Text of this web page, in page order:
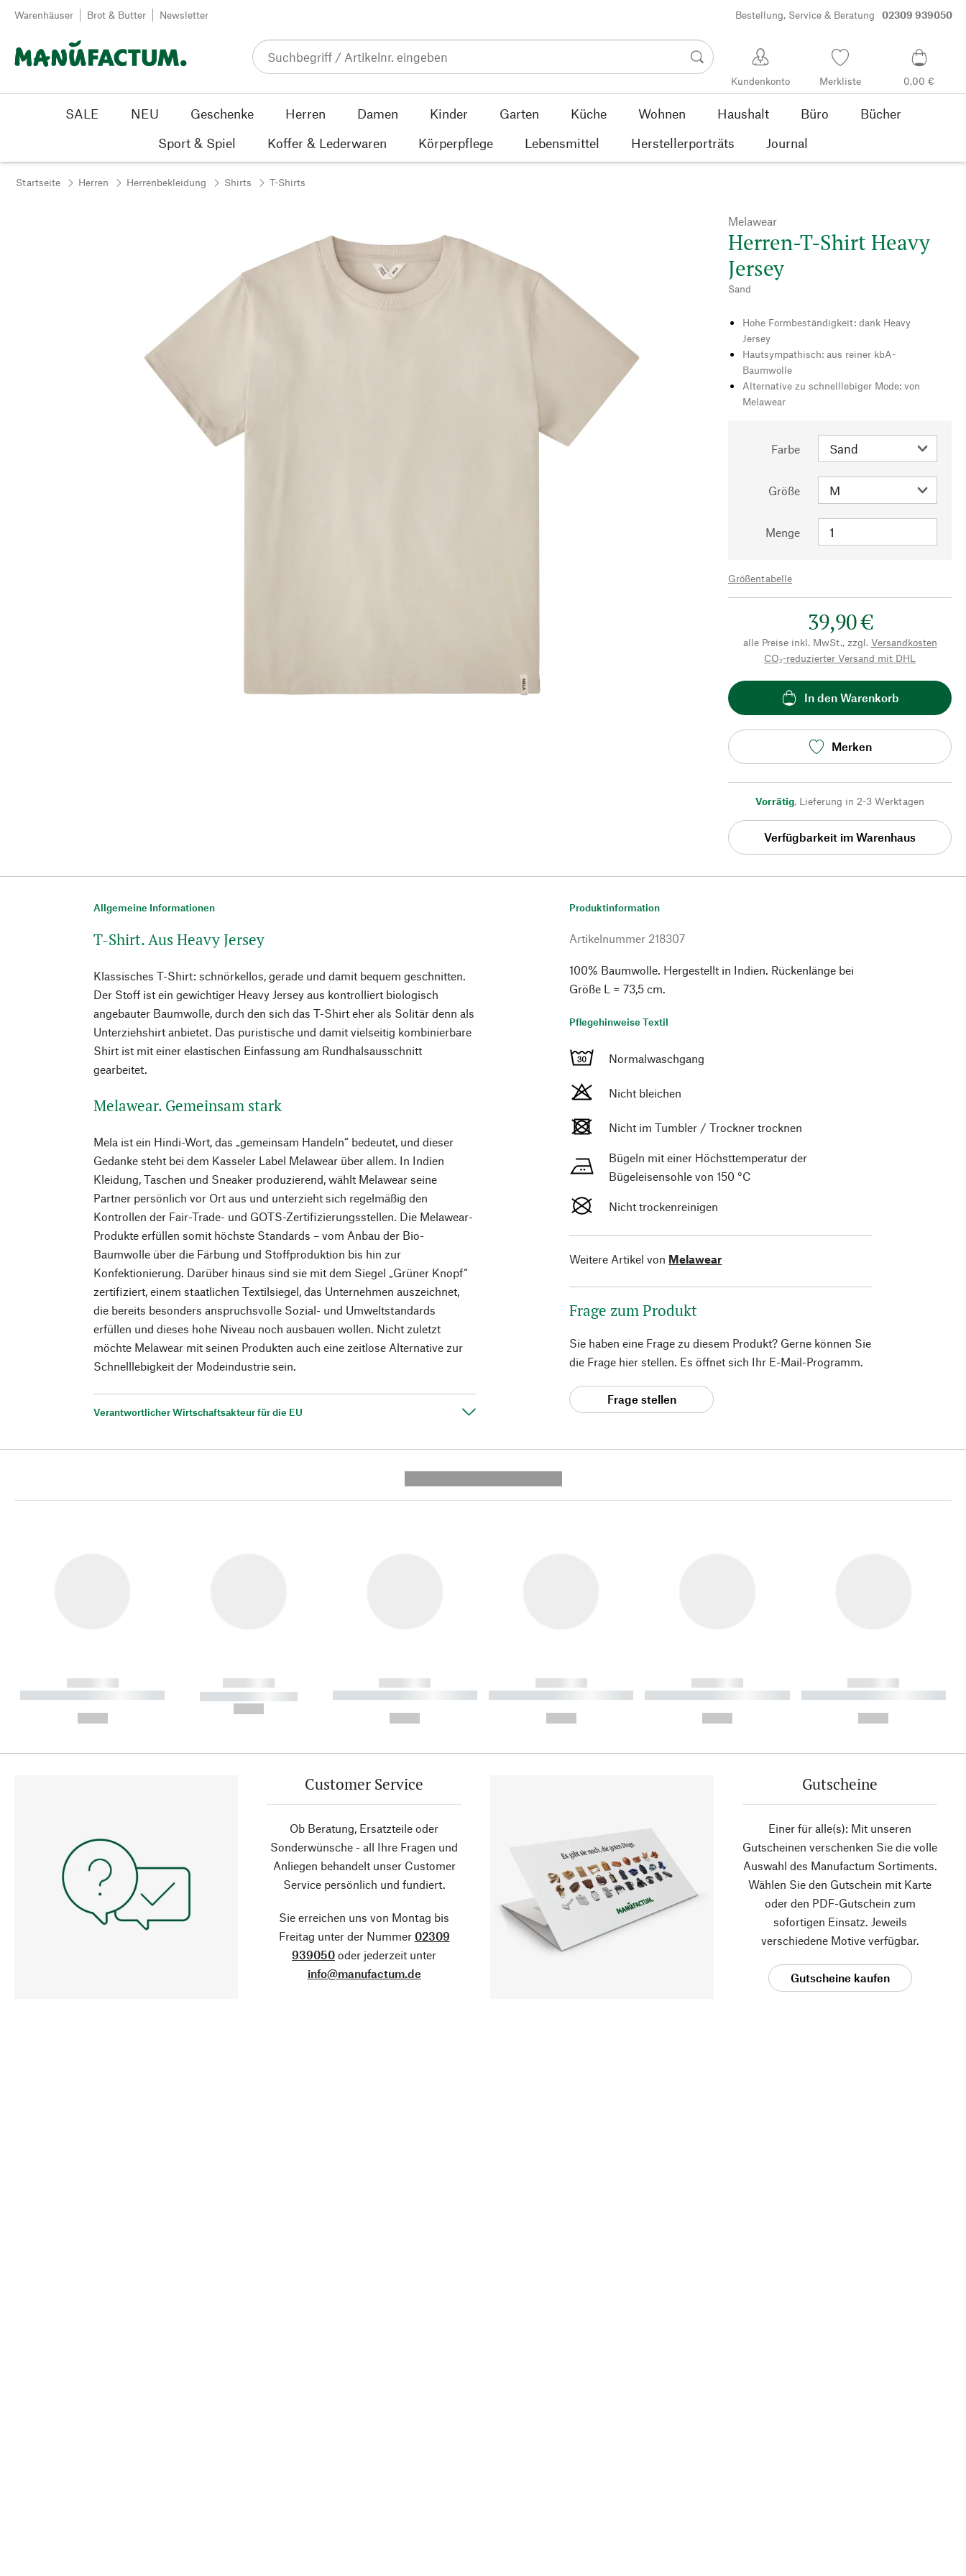
Zum Inhalt springen
Warenhäuser Brot & Butter Newsletter Bestellung, Service & Beratung 02309 939050
Kundenkonto Merkliste 0,00 €
SALE NEU Geschenke Herren Damen Kinder Garten Küche Wohnen Haushalt Büro
Bücher
Sport & Spiel
Koffer & Lederwaren Körperpflege Lebensmittel Herstellerporträts Journal
Startseite Herren Herrenbekleidung Shirts T-Shirts
Melawear
Herren-T-Shirt Heavy
Jersey
Sand
Hohe Formbeständigkeit: dank Heavy
Jersey
Hautsympathisch: aus reiner kbA-
Baumwolle
Alternative zu schnelllebiger Mode: von
Melawear
Farbe
Größe
Menge
Größentabelle
39,90 €
alle Preise inkl. MwSt., zzgl. Versandkosten
CO₂-reduzierter Versand mit DHL
In den Warenkorb
Merken
Vorrätig, Lieferung in 2-3 Werktagen
Verfügbarkeit im Warenhaus
Allgemeine Informationen
T-Shirt. Aus Heavy Jersey
Klassisches T-Shirt: schnörkellos, gerade und damit bequem geschnitten.
Der Stoff ist ein gewichtiger Heavy Jersey aus kontrolliert biologisch
angebauter Baumwolle, durch den sich das T-Shirt eher als Solitär denn als
Unterziehshirt anbietet. Das puristische und damit vielseitig kombinierbare
Shirt ist mit einer elastischen Einfassung am Rundhalsausschnitt
gearbeitet.
Melawear. Gemeinsam stark
Mela ist ein Hindi-Wort, das „gemeinsam Handeln“ bedeutet, und dieser
Gedanke steht bei dem Kasseler Label Melawear über allem. In Indien
Kleidung, Taschen und Sneaker produzierend, wählt Melawear seine
Partner persönlich vor Ort aus und unterzieht sich regelmäßig den
Kontrollen der Fair-Trade- und GOTS-Zertifizierungsstellen. Die Melawear-
Produkte erfüllen somit höchste Standards – vom Anbau der Bio-
Baumwolle über die Färbung und Stoffproduktion bis hin zur
Konfektionierung. Darüber hinaus sind sie mit dem Siegel „Grüner Knopf“
zertifiziert, einem staatlichen Textilsiegel, das Unternehmen auszeichnet,
die bereits besonders anspruchsvolle Sozial- und Umweltstandards
erfüllen und dieses hohe Niveau noch ausbauen wollen. Nicht zuletzt
möchte Melawear mit seinen Produkten auch eine zeitlose Alternative zur
Schnelllebigkeit der Modeindustrie sein.
Verantwortlicher Wirtschaftsakteur für die EU
Produktinformation
Artikelnummer 218307
100% Baumwolle. Hergestellt in Indien. Rückenlänge bei
Größe L = 73,5 cm.
Pflegehinweise Textil
Normalwaschgang
Nicht bleichen
Nicht im Tumbler / Trockner trocknen
Bügeln mit einer Höchsttemperatur der
Bügeleisensohle von 150 °C
Nicht trockenreinigen
Weitere Artikel von Melawear
Frage zum Produkt
Sie haben eine Frage zu diesem Produkt? Gerne können Sie
die Frage hier stellen. Es öffnet sich Ihr E-Mail-Programm.
Frage stellen
------------
----------- ----------- ----------
------------
----------- -----------
------------
----------- ----------- ----------
------------
----------- ----------- ----------
------------
----------- ----------- ----------
------------
----------- ----------- ----------
Customer Service
Ob Beratung, Ersatzteile oder
Sonderwünsche - all Ihre Fragen und
Anliegen behandelt unser Customer
Service persönlich und fundiert.
Sie erreichen uns von Montag bis
Freitag unter der Nummer 02309
939050 oder jederzeit unter
info@manufactum.de
Gutscheine
Einer für alle(s): Mit unseren
Gutscheinen verschenken Sie die volle
Auswahl des Manufactum Sortiments.
Wählen Sie den Gutschein mit Karte
oder den PDF-Gutschein zum
sofortigen Einsatz. Jeweils
verschiedene Motive verfügbar.
Gutscheine kaufen